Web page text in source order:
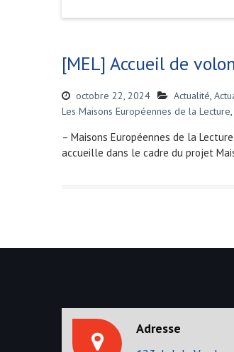
[MEL] Accueil de
octobre 22, 2024 Actualité,
Les Maisons Européennes de la Lecture,
– Maisons Européennes de la
accueille dans le cadre du projet
Adresse